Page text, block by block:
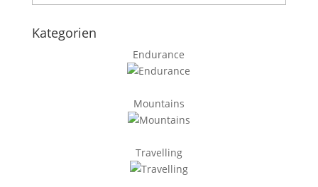
Kategorien
Endurance
Mountains
Travelling